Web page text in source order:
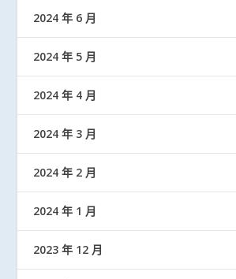
2024 年 6 月
2024 年 5 月
2024 年 4 月
2024 年 3 月
2024 年 2 月
2024 年 1 月
2023 年 12 月